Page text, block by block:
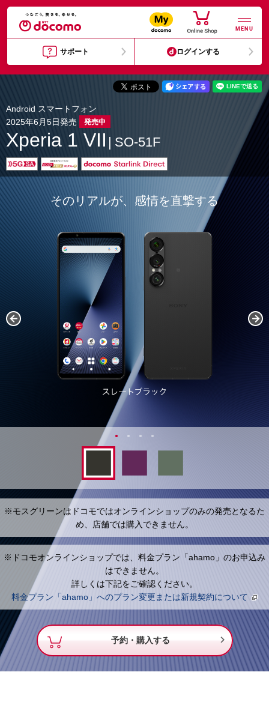
MENU
サポート ログインする
Android スマートフォン
2025年6月5日発売
発売中
Xperia 1 VII SO-51F
そのリアルが、感情を直撃する
※モスグリーンはドコモではオンラインショップのみの発売となるた
め、店舗では購入できません。
※ドコモオンラインショップでは、料金プラン「ahamo」のお申込み
はできません。
詳しくは下記をご確認ください。
料金プラン「ahamo」へのプラン変更または新規契約について
予約・購入する 